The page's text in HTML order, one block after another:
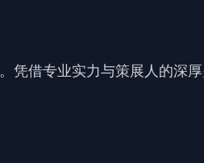
。凭借专业实力与策展人的深